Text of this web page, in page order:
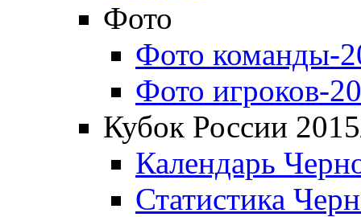
Фото
Фото команды-
Фото игроков-
Кубок России
Календарь
Статистика